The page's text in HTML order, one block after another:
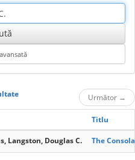
Următor →
Titlu
Langston, Douglas C. The